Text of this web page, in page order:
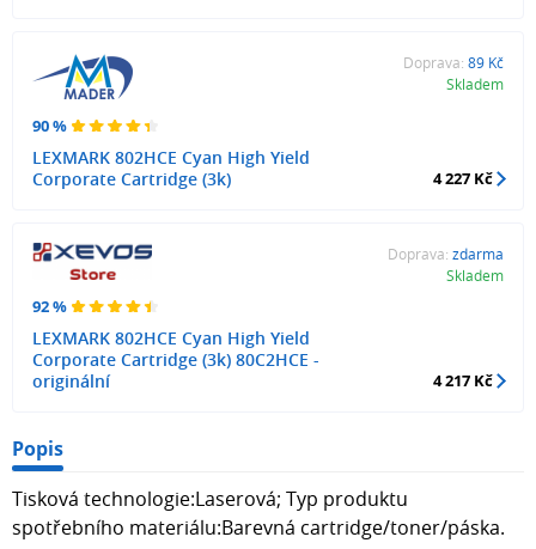
90 %
LEXMARK 802HCE Cyan High Yield
Corporate Cartridge (3k)
Doprava: 89 Kč
Skladem
4 227 Kč
92 %
LEXMARK 802HCE Cyan High Yield
Corporate Cartridge (3k) 80C2HCE -
originální
Doprava: zdarma
Skladem
4 217 Kč
Popis
Tisková technologie:Laserová; Typ produktu
spotřebního materiálu:Barevná cartridge/toner/páska.